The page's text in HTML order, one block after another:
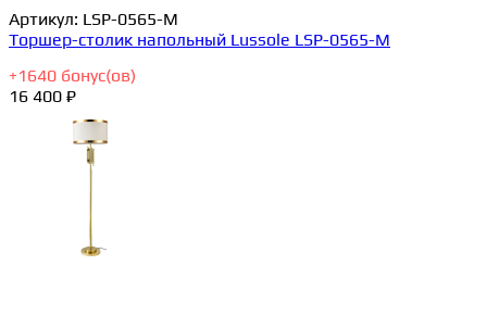
Артикул: LSP-0565-M
Торшер-столик напольный Lussole LSP-0565-M
+1640 бонус(ов)
16 400 ₽